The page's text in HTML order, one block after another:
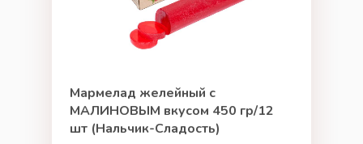
Мармелад желейный с
МАЛИНОВЫМ вкусом 450 гр/12
шт (Нальчик-Сладость)